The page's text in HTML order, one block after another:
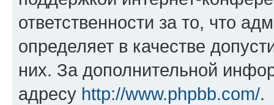
ответственности за то, что
определяет в качестве
них. За дополнительной
адресу http://www.phpbb.com/.